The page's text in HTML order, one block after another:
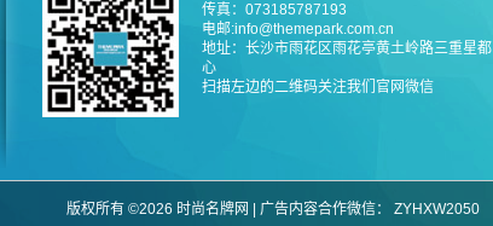
传真：073185787193
电邮:info@themepark.com.cn
地址：长沙市雨花区雨花亭黄土岭路三重星都
心
扫描左边的二维码关注我们官网微信
版权所有 ©2026 时尚名牌网 | 广告内容合作微信： ZYHXW2050